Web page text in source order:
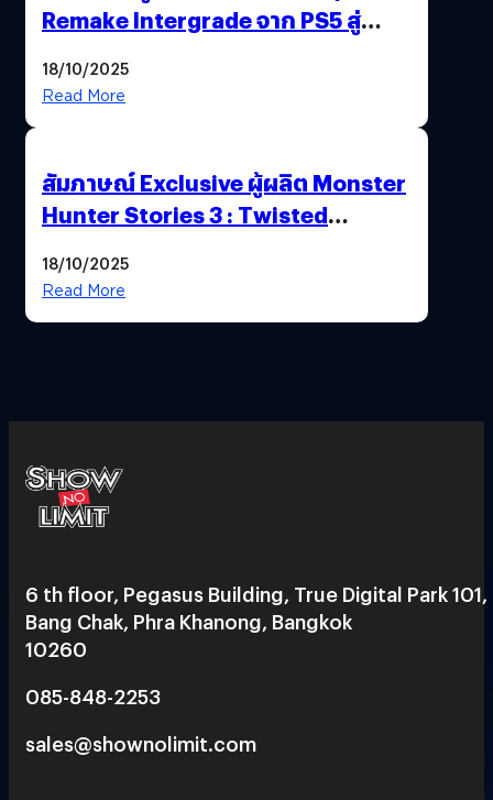
Remake Intergrade จาก PS5 สู่
18/10/2025
Read More
สัมภาษณ์ Exclusive ผู้ผลิต Monster
Hunter Stories 3 : Twisted
สวยฉ่ำ !
18/10/2025
Read More
6 th floor, Pegasus Building, True Digital Park 101,
Bang Chak, Phra Khanong, Bangkok
10260
085-848-2253
sales@shownolimit.com